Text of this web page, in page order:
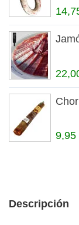
9,95
Descripción